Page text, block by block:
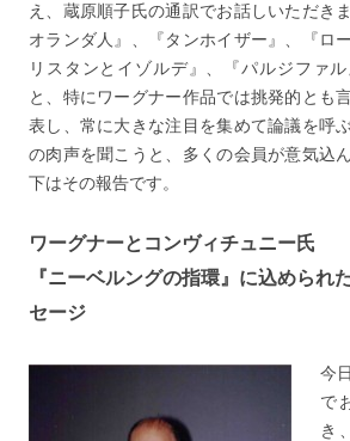
え、蔵原順子氏の通訳でお話しいただき
オランダ人』、『タンホイザー』、『ロ
リスタンとイゾルデ』、『パルジファル
と、特にワーグナー作品では挑発的とも
表し、常に大きな注目を集めて論議を呼
の肉声を聞こうと、多くの会員が意気込
下はその報告です。
ワーグナーとコンヴィチュニー氏
『ニーベルングの指環』に込められ
セージ
今
で
き